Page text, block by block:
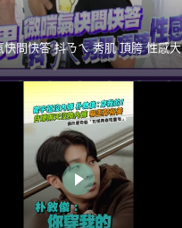
快問快答 抖ㄋㄟ 秀肌 頂胯 性感大